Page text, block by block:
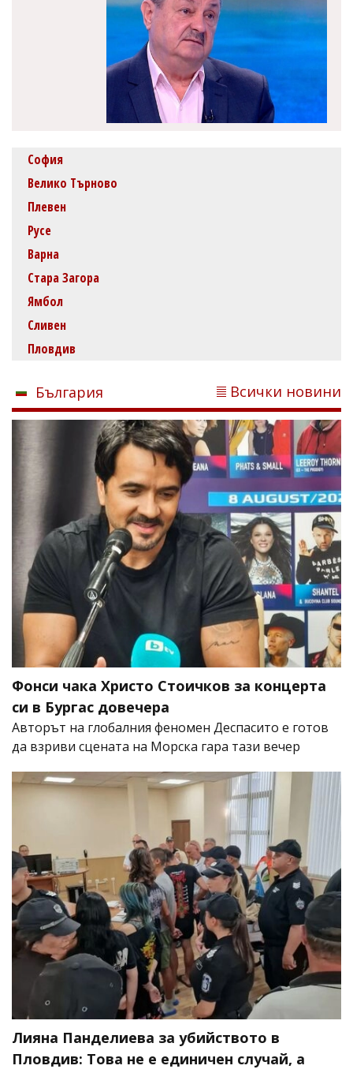
София
Велико Търново
Плевен
Русе
Варна
Стара Загора
Ямбол
Сливен
Пловдив
България Всички новини
Фонси чака Христо Стоичков за концерта
си в Бургас довечера
Авторът на глобалния феномен Деспасито е готов
да взриви сцената на Морска гара тази вечер
Лияна Панделиева за убийството в
Пловдив: Това не е единичен случай, а